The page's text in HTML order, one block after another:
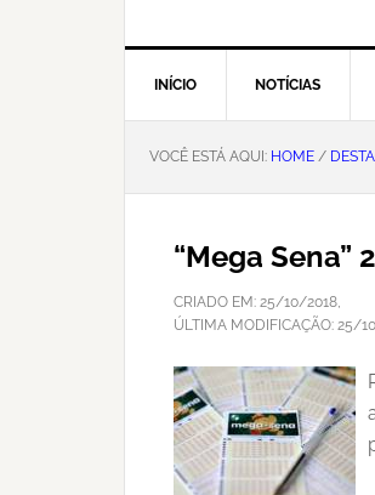
INÍCIO NOTÍCIAS
VOCÊ ESTÁ AQUI: HOME /
“Mega Sena”
CRIADO EM: 25/10/2018,
ÚLTIMA MODIFICAÇÃO: 25/